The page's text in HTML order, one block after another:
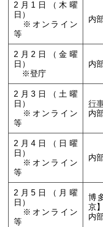
2月1日（木曜
日）
※オンライン
等
内
2月2日（金曜
日）
※登庁
内
2月3日（土曜
日）
※オンライン
等
行
内
2月4日（日曜
日）
※オンライン
等
内
2月5日（月曜
日）
※オンライン
等
博
京】
内